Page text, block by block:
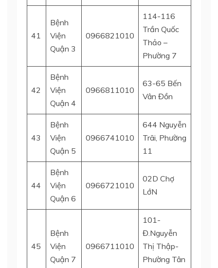
41
Bệnh
Viện
Quận 3
0966821010
114-116
Trần Quốc
Thảo –
Phường 7
42
Bệnh
Viện
Quận 4
0966811010
63-65 Bến
Vân Đồn
43
Bệnh
Viện
Quận 5
0966741010
644 Nguyễn
Trãi, Phường
11
44
Bệnh
Viện
Quận 6
0966721010
02D Chợ
LớN
45
Bệnh
Viện
Quận 7
0966711010
101-
Đ.Nguyễn
Thị Thập-
Phường Tân